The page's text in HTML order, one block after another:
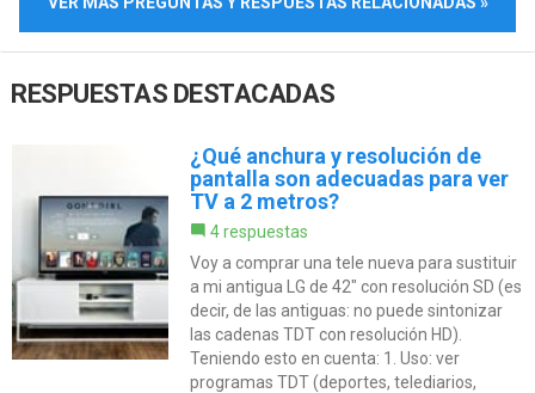
RESPUESTAS DESTACADAS
¿Qué anchura y resolución de
pantalla son adecuadas para ver
TV a 2 metros?
4 respuestas
Voy a comprar una tele nueva para sustituir
a mi antigua LG de 42" con resolución SD (es
decir, de las antiguas: no puede sintonizar
las cadenas TDT con resolución HD).
Teniendo esto en cuenta: 1. Uso: ver
programas TDT (deportes, telediarios,